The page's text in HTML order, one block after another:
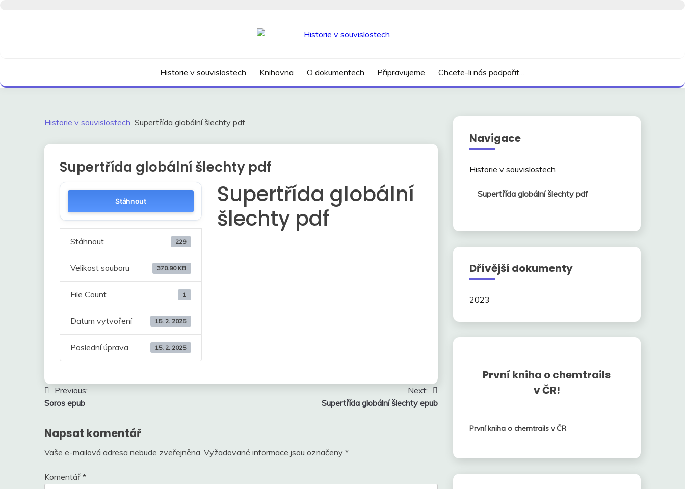
Historie v souvislostech Knihovna O dokumentech Připravujeme Chcete-li nás podpořit…
Historie v souvislostech Supertřída globální šlechty pdf
Supertřída globální šlechty pdf
Stáhnout
Stáhnout 229
Velikost souboru 370.90 KB
File Count 1
Datum vytvoření 15. 2. 2025
Poslední úprava 15. 2. 2025
Supertřída globální
šlechty pdf
Navigace
pro
Previous:
Soros epub
Next:
Supertřída globální šlechty epub
Napsat komentář
Vaše e-mailová adresa nebude zveřejněna. Vyžadované informace jsou označeny *
Komentář *
Navigace
Historie v souvislostech
Supertřída globální šlechty pdf
Dřívější dokumenty
2023
První kniha o chemtrails
v ČR!
První kniha o chemtrails v ČR